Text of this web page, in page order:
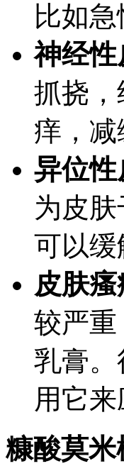
比如
神经性
抓挠
痒，减
异位性
为皮
可以缓
皮肤瘙
较严
乳膏
用它来
糠酸莫